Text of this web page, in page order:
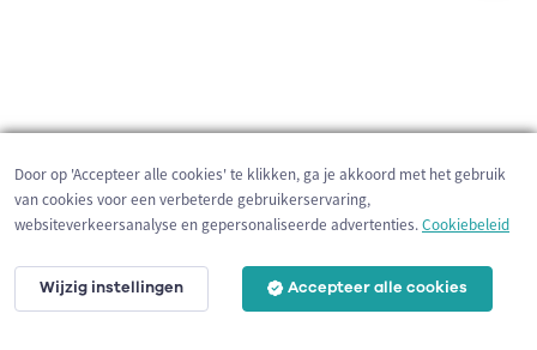
200 m
Door op 'Accepteer alle cookies' te klikken, ga je akkoord met het gebruik
van cookies voor een verbeterde gebruikerservaring,
websiteverkeersanalyse en gepersonaliseerde advertenties.Cookiebeleid
Wijzig instellingen Accepteer alle cookies